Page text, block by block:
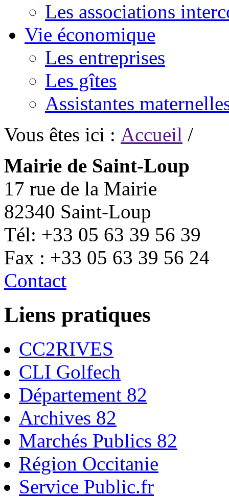
Les associations
Vie économique
Les entreprises
Les gîtes
Assistantes
Vous êtes ici : Accueil /
Mairie de Saint-Loup
17 rue de la Mairie
82340 Saint-Loup
Tél: +33 05 63 39 56 39
Fax : +33 05 63 39 56 24
Contact
Liens pratiques
CC2RIVES
CLI Golfech
Département 82
Archives 82
Marchés Publics 82
Région Occitanie
Service Public.fr